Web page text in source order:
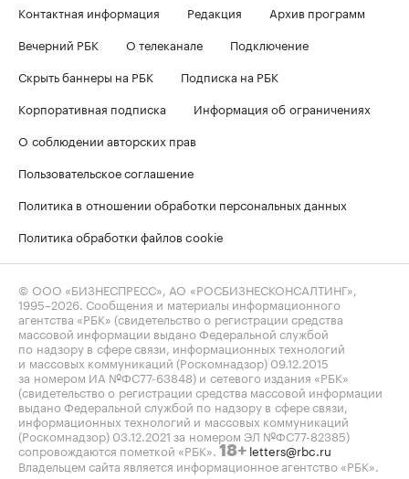
Контактная информация Редакция
Архив программ
Вечерний РБК
О телеканале
Подключение
Скрыть баннеры на РБК
Подписка на РБК
Корпоративная подписка
Информация об ограничениях
О соблюдении авторских прав
Пользовательское соглашение
Политика в отношении обработки персональных данных
Политика обработки файлов cookie
© ООО «БИЗНЕСПРЕСС», АО «РОСБИЗНЕСКОНСАЛТИНГ»,
1995–2026 . Сообщения и материалы информационного
агентства «РБК» (свидетельство о регистрации средства
массовой информации выдано Федеральной службой
по надзору в сфере связи, информационных технологий
и массовых коммуникаций (Роскомнадзор) 09.12.2015
за номером ИА №ФС77-63848) и сетевого издания «РБК»
(свидетельство о регистрации средства массовой информации
выдано Федеральной службой по надзору в сфере связи,
информационных технологий и массовых коммуникаций
(Роскомнадзор) 03.12.2021 за номером ЭЛ №ФС77-82385)
сопровождаются пометкой «РБК». 18+ letters@rbc.ru
Владельцем сайта является информационное агентство «РБК».